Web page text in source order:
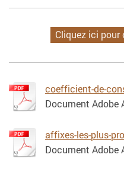
Cliquez ici pour
coefficient-de-
Document Adobe
affixes-les-plus-
Document Adobe